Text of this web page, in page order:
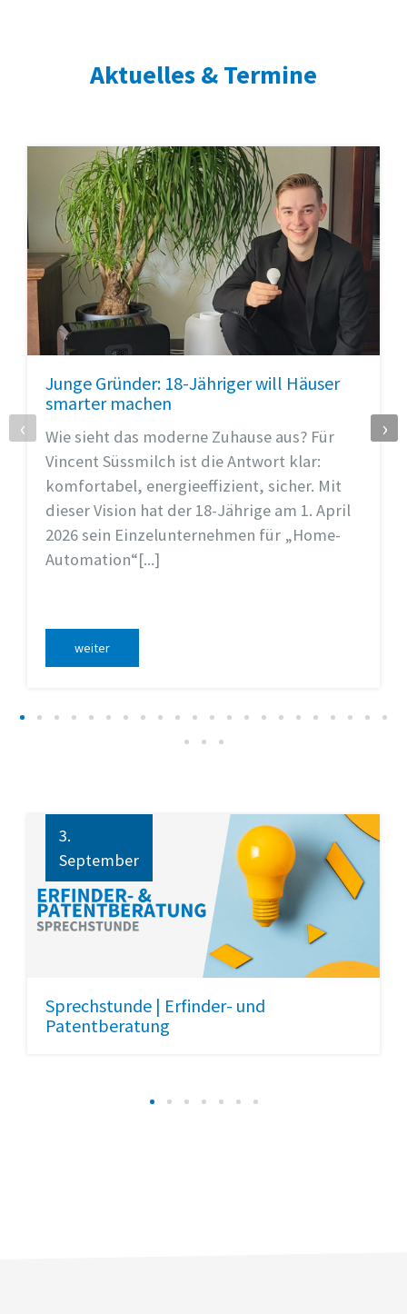
Aktuelles & Termine
Junge Gründer: 18-Jähriger will Häuser
smarter machen
Wie sieht das moderne Zuhause aus? Für
Vincent Süssmilch ist die Antwort klar:
komfortabel, energieeffizient, sicher. Mit
dieser Vision hat der 18-Jährige am 1. April
2026 sein Einzelunternehmen für „Home-
Automation“[...]
weiter
‹ ›
3.
September
Sprechstunde | Erfinder- und
Patentberatung